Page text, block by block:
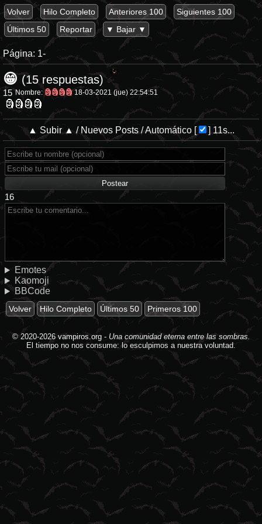
Volver Hilo Completo Anteriores 100
Siguientes 100
Últimos 50
Reportar ▼ Bajar ▼
Página: 1-
😁(15 respuestas)
15 Nombre:🗿🗿🗿🗿 18-03-2021 (jue) 22:54:51
🗿🗿🗿🗿
▲ Subir ▲ / Nuevos Posts/Automático[ ] 11s...
16
Emotes
Kaomoji
BBCode
Volver Hilo Completo Últimos 50 Primeros 100
© 2020-2026vampiros.org- Una comunidad eterna entre las sombras.
El tiempo no nos consume: lo esculpimos a nuestra voluntad.